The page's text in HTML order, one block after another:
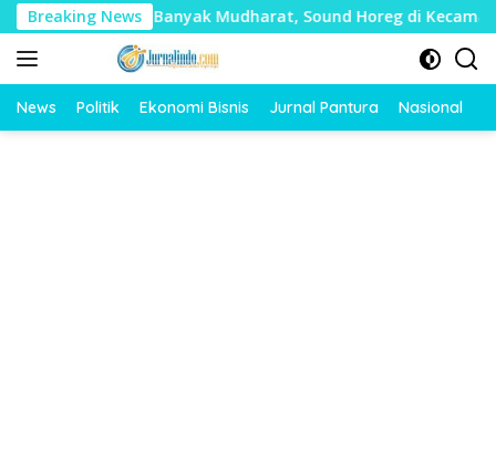
Langsung
ke
konten
Breaking News
Banyak Mudharat, Sound Horeg di Kecamatan Tayu
News Politik Ekonomi Bisnis Jurnal Pantura Nasional